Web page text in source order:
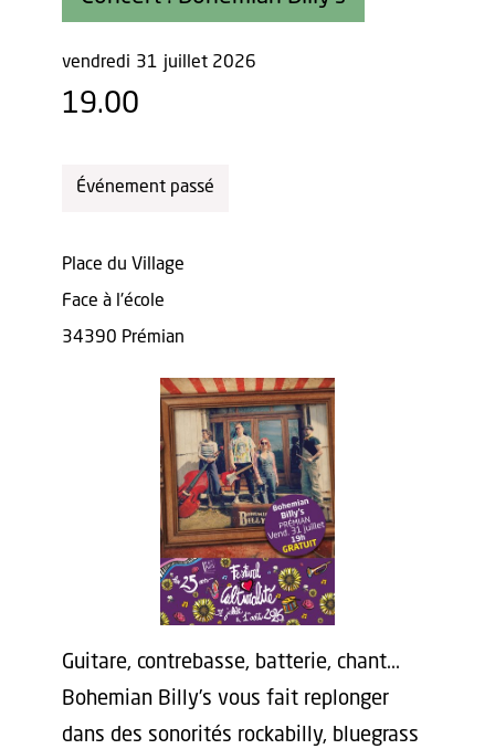
vendredi 31 juillet 2026
19.00
Événement passé
Place du Village
Face à l'école
34390 Prémian
Guitare, contrebasse, batterie, chant...
Bohemian Billy’s vous fait replonger
dans des sonorités rockabilly, bluegrass